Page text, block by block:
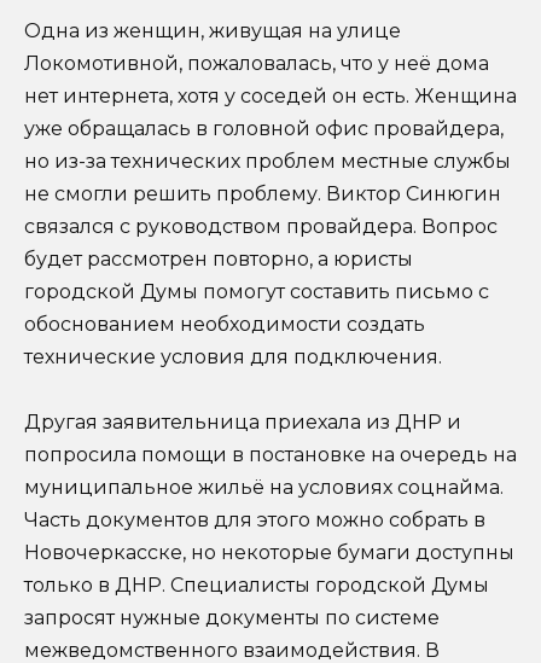
Одна из женщин, живущая на улице
Локомотивной, пожаловалась, что у неё дома
нет интернета, хотя у соседей он есть. Женщина
уже обращалась в головной офис провайдера,
но из-за технических проблем местные службы
не смогли решить проблему. Виктор Синюгин
связался с руководством провайдера. Вопрос
будет рассмотрен повторно, а юристы
городской Думы помогут составить письмо с
обоснованием необходимости создать
технические условия для подключения.
Другая заявительница приехала из ДНР и
попросила помощи в постановке на очередь на
муниципальное жильё на условиях соцнайма.
Часть документов для этого можно собрать в
Новочеркасске, но некоторые бумаги доступны
только в ДНР. Специалисты городской Думы
запросят нужные документы по системе
межведомственного взаимодействия. В